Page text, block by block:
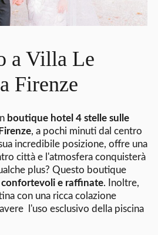
a Villa Le
Firenze
boutique hotel 4 stelle sulle
, a pochi minuti dal centro
incredibile posizione, offre una
città e l'atmosfera conquisterà
plus? Questo boutique
confortevoli e raffinate. Inoltre,
con una ricca colazione
l'uso esclusivo della piscina